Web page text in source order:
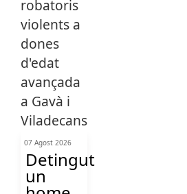
07 Agost 2026
Detingut
un